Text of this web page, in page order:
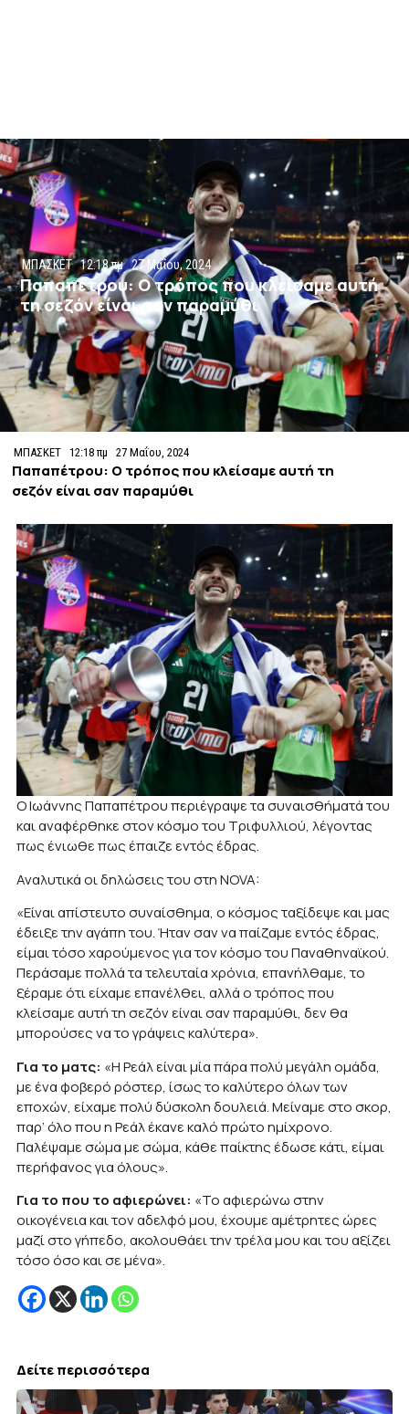
ΜΠΑΣΚΕΤ 12:18 πμ 27 Μαΐου, 2024
Παπαπέτρου: Ο τρόπος που κλείσαμε αυτή
τη σεζόν είναι σαν παραμύθι
ΜΠΑΣΚΕΤ 12:18 πμ 27 Μαΐου, 2024
Παπαπέτρου: Ο τρόπος που κλείσαμε αυτή τη
σεζόν είναι σαν παραμύθι
Ο Ιωάννης Παπαπέτρου περιέγραψε τα συναισθήματά του
και αναφέρθηκε στον κόσμο του Τριφυλλιού, λέγοντας
πως ένιωθε πως έπαιζε εντός έδρας.
Αναλυτικά οι δηλώσεις του στη NOVA:
«Είναι απίστευτο συναίσθημα, ο κόσμος ταξίδεψε και μας
έδειξε την αγάπη του. Ήταν σαν να παίζαμε εντός έδρας,
είμαι τόσο χαρούμενος για τον κόσμο του Παναθηναϊκού.
Περάσαμε πολλά τα τελευταία χρόνια, επανήλθαμε, το
ξέραμε ότι είχαμε επανέλθει, αλλά ο τρόπος που
κλείσαμε αυτή τη σεζόν είναι σαν παραμύθι, δεν θα
μπορούσες να το γράψεις καλύτερα».
Για το ματς: «Η Ρεάλ είναι μία πάρα πολύ μεγάλη ομάδα,
με ένα φοβερό ρόστερ, ίσως το καλύτερο όλων των
εποχών, είχαμε πολύ δύσκολη δουλειά. Μείναμε στο σκορ,
παρ’ όλο που η Ρεάλ έκανε καλό πρώτο ημίχρονο.
Παλέψαμε σώμα με σώμα, κάθε παίκτης έδωσε κάτι, είμαι
περήφανος για όλους».
Για το που το αφιερώνει: «Το αφιερώνω στην
οικογένεια και τον αδελφό μου, έχουμε αμέτρητες ώρες
μαζί στο γήπεδο, ακολουθάει την τρέλα μου και του αξίζει
τόσο όσο και σε μένα».
Δείτε περισσότερα